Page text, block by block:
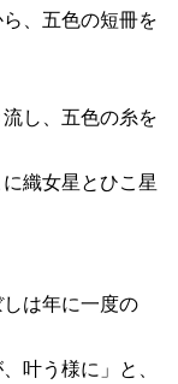
、五色の短冊を
し、五色の糸を
織女星とひこ星
は年に一度の
叶う様に」と、